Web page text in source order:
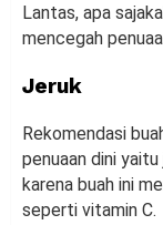
Lantas, apa
mencegah
Jeruk
Rekomendasi
penuaan dini
karena buah ini
seperti vitamin C.